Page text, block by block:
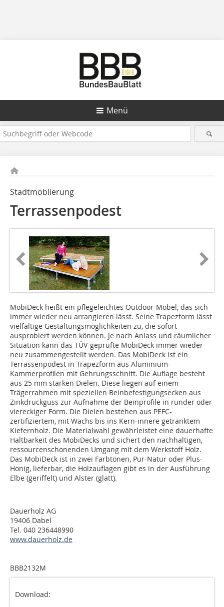
Menü
Stadtmöblierung
Terrassenpodest
MobiDeck heißt ein pflegeleichtes Outdoor-Möbel, das sich
immer wieder neu arrangieren lässt. Seine Trapezform lässt
vielfältige Gestaltungsmöglichkeiten zu, die sofort
ausprobiert werden können. Je nach Anlass und räumlicher
Situation kann das TÜV-geprüfte MobiDeck immer wieder
neu zusammengestellt werden. Das MobiDeck ist ein
Terrassenpodest in Trapezform aus Aluminium-
Kammerprofilen mit Gehrungsschnitt. Die Auflage besteht
aus 25 mm starken Dielen. Diese liegen auf einem
Trägerrahmen mit speziellen Beinbefestigungsecken aus
Zinkdruckguss zur Aufnahme der Beinprofile in runder oder
viereckiger Form. Die Dielen bestehen aus PEFC-
zertifiziertem, mit Wachs bis ins Kern-innere getränktem
Kiefernholz. Die Materialwahl gewährleistet eine dauerhafte
Haltbarkeit des MobiDecks und sichert den nachhaltigen,
ressourcenschonenden Umgang mit dem Werkstoff Holz.
Das MobiDeck ist in zwei Farbtönen, Pur-Natur oder Plus-
Honig, lieferbar, die Holzauflagen gibt es in der Ausführung
Elbe (geriffelt) und Alster (glatt).
Dauerholz AG
19406 Dabel
Tel. 040 236448990
www.dauerholz.de
BBB2132M
Download: